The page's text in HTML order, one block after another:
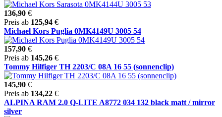
136,90 €
Preis ab 125,94 €
Michael Kors Puglia 0MK4149U 3005 54
157,90 €
Preis ab 145,26 €
Tommy Hilfiger TH 2203/C 08A 16 55 (sonnenclip)
145,90 €
Preis ab 134,22 €
ALPINA RAM 2.0 Q-LITE A8772 034 132 black matt / mirror
silver